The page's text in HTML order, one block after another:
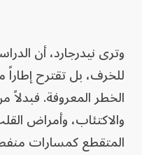
وترى نيدرجارد، أن
للخرف، بل تقترح
الخطر المعروفة. فبدلاً
والاكتئاب، وأمراض
المتقطع كمسارات